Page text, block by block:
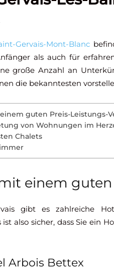
Gervais-Mont-Blanc
als auch für
große Anzahl an
die bekanntesten
guten Preis-Leistungs-
von Wohnungen im
Chalets
einem
gibt es zahlreiche
ist also sicher, dass Sie ein
Arbois Bettex